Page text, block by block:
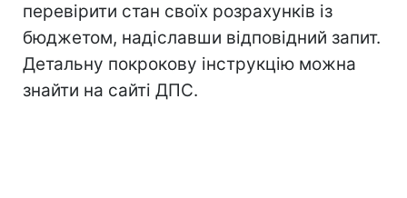
перевірити стан своїх розрахунків із
бюджетом, надіславши відповідний запит.
Детальну покрокову інструкцію можна
знайти на сайті ДПС.